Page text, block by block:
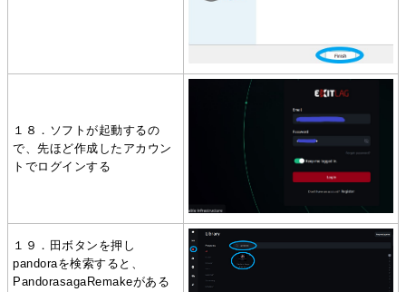
１８．ソフトが起動するの
で、先ほど作成したアカウン
トでログインする
１９．田ボタンを押し
pandoraを検索すると、
PandorasagaRemakeがある